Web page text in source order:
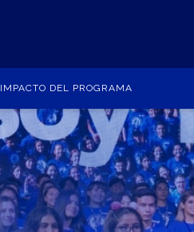
IMPACTO DEL PROGRAMA